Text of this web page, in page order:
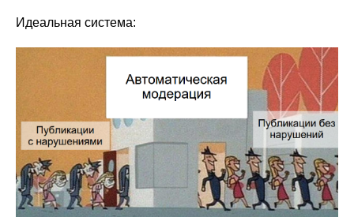
Идеальная система: